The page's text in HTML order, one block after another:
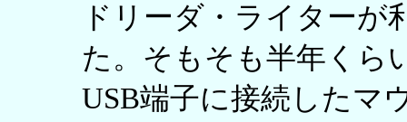
ドリーダ・ライター
た。そもそも半年くら
USB端子に接続したマ